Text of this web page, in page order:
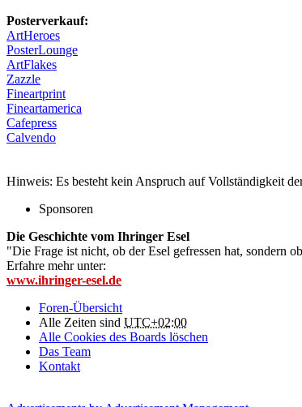
Posterverkauf:
ArtHeroes
PosterLounge
ArtFlakes
Zazzle
Fineartprint
Fineartamerica
Cafepress
Calvendo
Hinweis: Es besteht kein Anspruch auf Vollständigkeit
Sponsoren
Die Geschichte vom Ihringer Esel
"Die Frage ist nicht, ob der Esel gefressen hat, sondern
Erfahre mehr unter:
www.ihringer-esel.de
Foren-Übersicht
Alle Zeiten sind UTC+02:00
Alle Cookies des Boards löschen
Das Team
Kontakt